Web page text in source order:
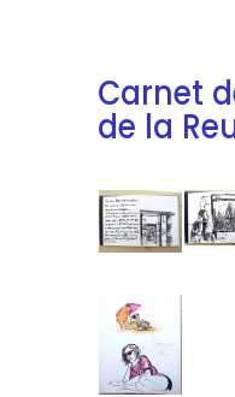
Carnet
de la